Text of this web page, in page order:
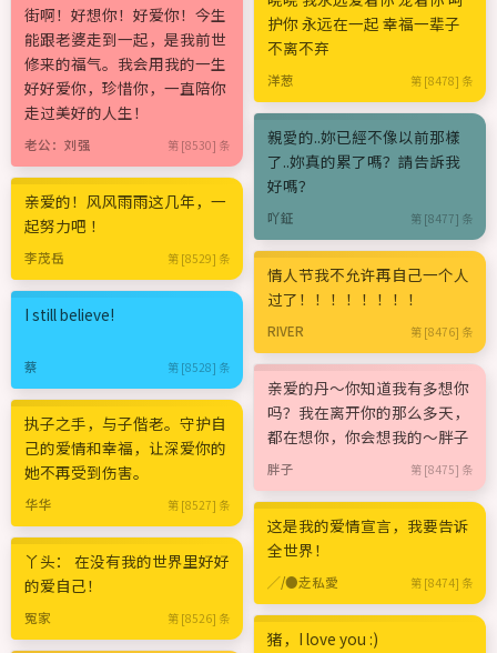
街啊！好想你！好爱你！今生
能跟老婆走到一起，是我前世
修来的福气。我会用我的一生
好好爱你，珍惜你，一直陪你
走过美好的人生！
老公：刘强 第 [8530] 条
亲爱的！风风雨雨这几年，一
起努力吧 ！
李茂岳 第 [8529] 条
I still believe!
蔡 第 [8528] 条
执子之手，与子偕老。守护自
己的爱情和幸福，让深爱你的
她不再受到伤害。
华华 第 [8527] 条
丫头： 在没有我的世界里好好
的爱自己！
冤家 第 [8526] 条
护你 永远在一起 幸福一辈子
不离不弃
洋葱 第 [8478] 条
親愛的..妳已經不像以前那樣
了..妳真的累了嗎？請告訴我
好嗎？
吖鉦 第 [8477] 条
情人节我不允许再自己一个人
过了！！！！！！！！
RIVER 第 [8476] 条
亲爱的丹～你知道我有多想你
吗？我在离开你的那么多天，
都在想你，你会想我的～胖子
胖子 第 [8475] 条
这是我的爱情宣言，我要告诉
全世界！
╱/●赱私愛 第 [8474] 条
猪，I love you :)